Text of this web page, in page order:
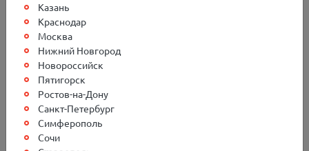
График работы в День
России в г. Санкт-
Петербург
"Балтийская Служба Доставки"
Друзей, Коллег, Клиентов с
Казань
Краснодар
Москва
Нижний Новгород
Новороссийск
Пятигорск
Ростов-на-Дону
Санкт-Петербург
Симферополь
Сочи